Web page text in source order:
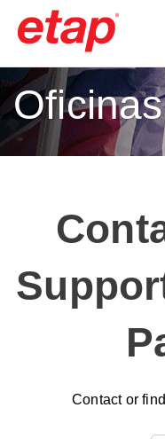
Contact or